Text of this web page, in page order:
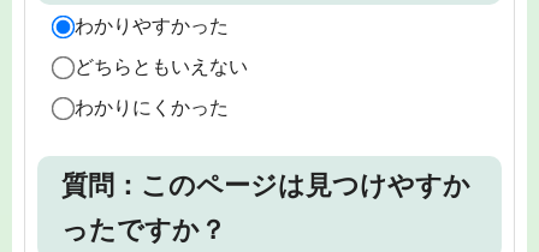
わかりやすかった
どちらともいえない
わかりにくかった
質問：このページは見つけやすか
ったですか？